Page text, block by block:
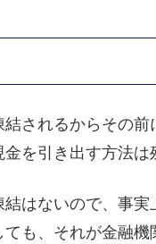
されるからその前
を引き出す方法は
はないので、事実
も、それが金融